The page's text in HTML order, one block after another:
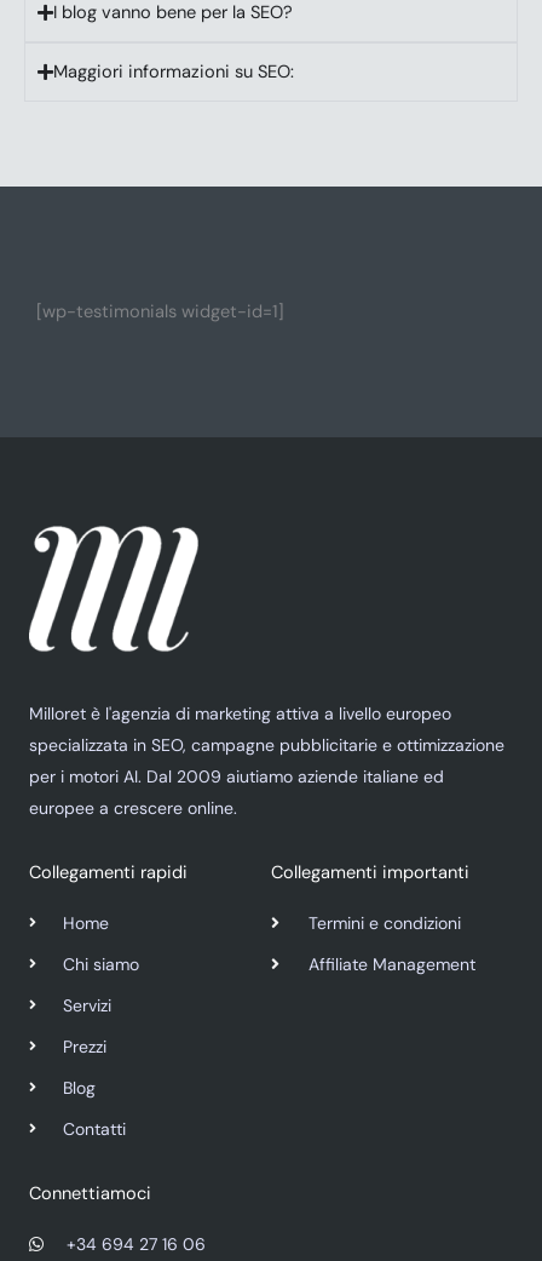
I blog vanno bene per la SEO?
Maggiori informazioni su SEO:
[wp-testimonials widget-id=1]
Milloret è l'agenzia di marketing attiva a livello europeo
specializzata in SEO, campagne pubblicitarie e ottimizzazione
per i motori AI. Dal 2009 aiutiamo aziende italiane ed
europee a crescere online.
Collegamenti rapidi
Home
Chi siamo
Servizi
Prezzi
Blog
Contatti
Collegamenti importanti
Termini e condizioni
Affiliate Management
Connettiamoci
+34 694 27 16 06